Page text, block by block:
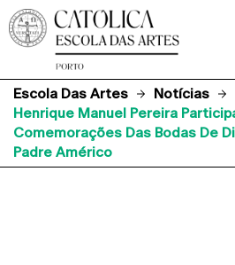
Escola Das Artes
Notícias
Henrique Manuel Pereira
Comemorações Das Bodas De
Padre Américo